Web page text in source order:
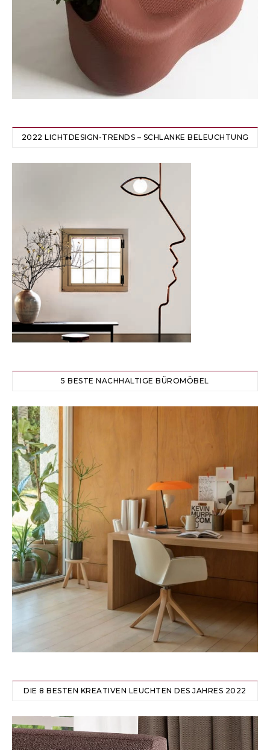
2022 LICHTDESIGN-TRENDS – SCHLANKE BELEUCHTUNG
5 BESTE NACHHALTIGE BÜROMÖBEL
DIE 8 BESTEN KREATIVEN LEUCHTEN DES JAHRES 2022